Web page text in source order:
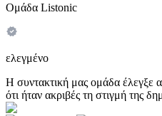
Ομάδα Listonic
ελεγμένο
Η συντακτική μας ομάδα έλεγξε
ότι ήταν ακριβές τη στιγμή της